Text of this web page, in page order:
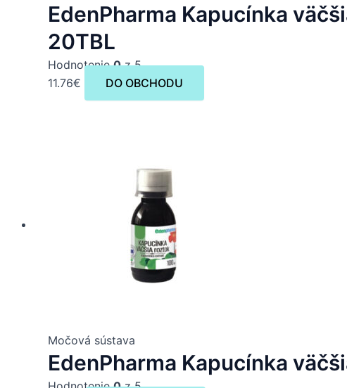
EdenPharma Kapucínka
20TBL
Hodnotenie0z 5
11.76€ DO OBCHODU
Močová sústava
EdenPharma Kapucínka